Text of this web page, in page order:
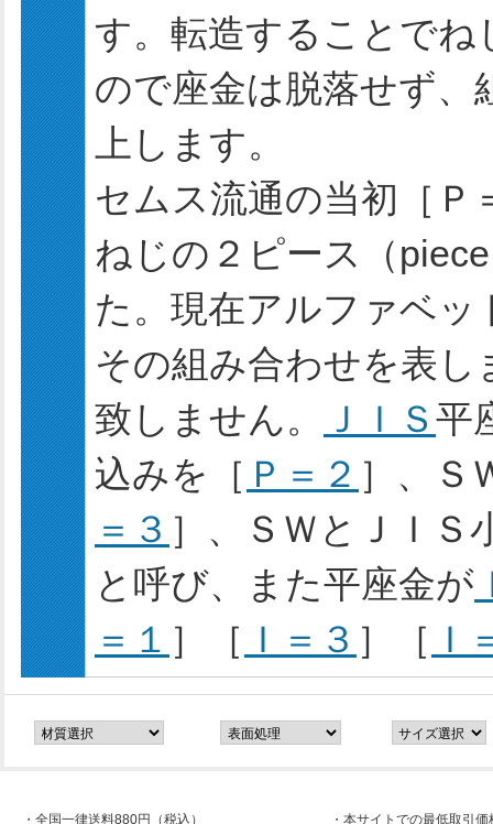
す。転造することでね
ので座金は脱落せず、
上します。
セムス流通の当初［Ｐ
ねじの２ピース（
た。現在アルファベッ
その組み合わせを表
致しません。
ＪＩＳ 平
込みを［ Ｐ＝２ ］、Ｓ
＝３ ］、ＳＷとＪＩＳ
と呼び、また平座金が
＝１ ］［ Ｉ＝３ ］［ Ｉ
・全国一律送料880円（税込）
・本サイトでの最低取引